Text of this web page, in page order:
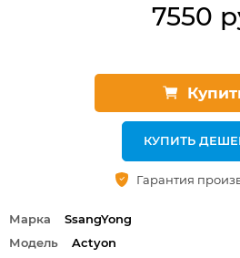
Марка
SsangYong
Модель
Actyon
7550
КУПИТЬ
Гарантия